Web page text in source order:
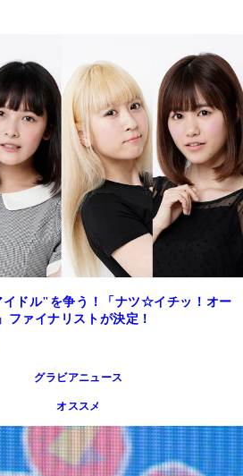
ドル"を争う！「ナツ☆イチッ！オー
ファイナリストが決定！
グラビアニュース
オススメ